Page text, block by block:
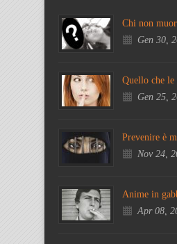
Chi non
Gen 30,
Quello che le
Gen 25,
Prevenire è
Nov 24,
Anime in
Apr 08,